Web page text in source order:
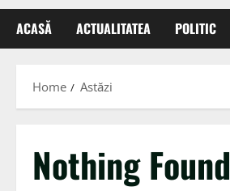
ACASĂ ACTUALITATEA POLITIC
Home Astăzi
Nothing Found